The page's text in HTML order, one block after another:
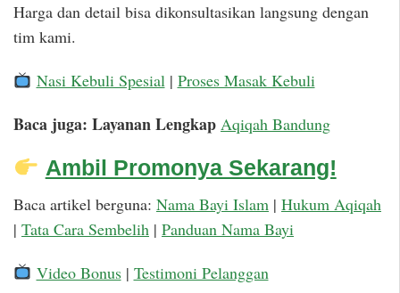
Harga dan detail bisa dikonsultasikan langsung dengan
tim kami.
Nasi Kebuli Spesial| Proses Masak Kebuli
Baca juga: Layanan Lengkap Aqiqah Bandung
Ambil Promonya Sekarang!
Baca artikel berguna: Nama Bayi Islam | Hukum Aqiqah
| Tata Cara Sembelih | Panduan Nama Bayi
Video Bonus| Testimoni Pelanggan